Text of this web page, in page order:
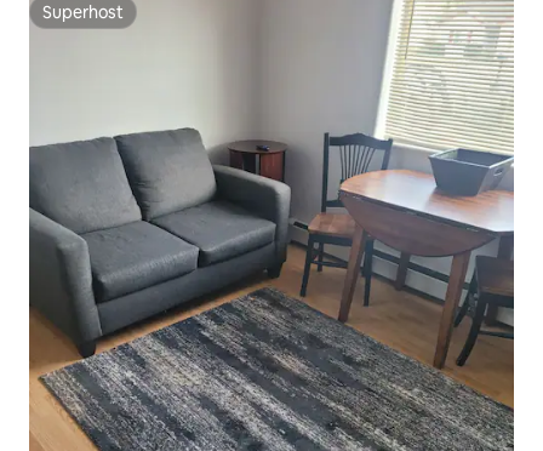
Superhost
Superhost